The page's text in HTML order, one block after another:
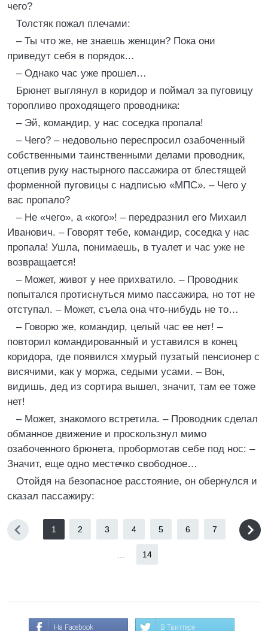
чего?
Толстяк пожал плечами:
– Ты что же, не знаешь женщин? Пока они
приведут себя в порядок…
– Однако час уже прошел…
Брюнет выглянул в коридор и поймал за пуговицу
торопливо проходящего проводника:
– Эй, командир, у нас соседка пропала!
– Чего? – недовольно переспросил озабоченный
собственными таинственными делами проводник,
отцепив руку настырного пассажира от блестящей
форменной пуговицы с надписью «МПС». – Чего у
вас пропало?
– Не «чего», а «кого»! – передразнил его Михаил
Иванович. – Говорят тебе, командир, соседка у нас
пропала! Ушла, понимаешь, в туалет и час уже не
возвращается!
– Может, живот у нее прихватило. – Проводник
попытался протиснуться мимо пассажира, но тот не
отступал. – Может, съела она что-нибудь не то…
– Говорю же, командир, целый час ее нет! –
повторил командированный и уставился в конец
коридора, где появился хмурый пузатый пенсионер с
висячими, как у моржа, седыми усами. – Вон,
видишь, дед из сортира вышел, значит, там ее тоже
нет!
– Может, знакомого встретила. – Проводник сделал
обманное движение и проскользнул мимо
озабоченного брюнета, пробормотав себе под нос: –
Значит, еще одно местечко свободное…
Отойдя на безопасное расстояние, он обернулся и
сказал пассажиру:
1 2 3 4 5 6 7
14
На Facebook В Твиттере